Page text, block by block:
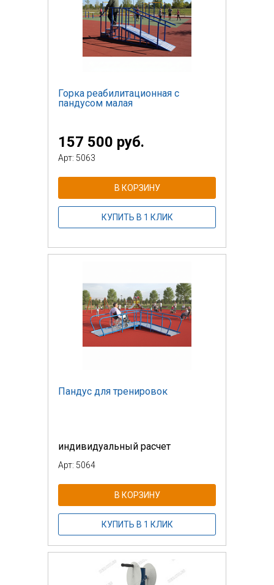
Горка реабилитационная с
пандусом малая
157 500 руб.
Арт: 5063
В КОРЗИНУ
КУПИТЬ В 1 КЛИК
Пандус для тренировок
индивидуальный расчет
Арт: 5064
В КОРЗИНУ
КУПИТЬ В 1 КЛИК